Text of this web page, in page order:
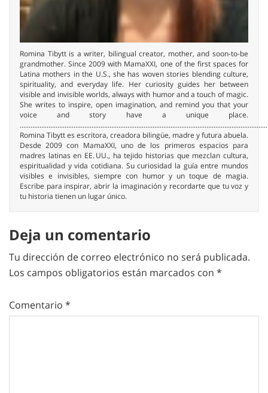
Romina Tibytt is a writer, bilingual creator, mother, and soon-to-be
grandmother. Since 2009 with MamaXXI, one of the first spaces for
Latina mothers in the U.S., she has woven stories blending culture,
spirituality, and everyday life. Her curiosity guides her between
visible and invisible worlds, always with humor and a touch of magic.
She writes to inspire, open imagination, and remind you that your
voice and story have a unique place.
Romina Tibytt es escritora, creadora bilingüe, madre y futura abuela.
Desde 2009 con MamaXXI, uno de los primeros espacios para
madres latinas en EE. UU., ha tejido historias que mezclan cultura,
espiritualidad y vida cotidiana. Su curiosidad la guía entre mundos
visibles e invisibles, siempre con humor y un toque de magia.
Escribe para inspirar, abrir la imaginación y recordarte que tu voz y
tu historia tienen un lugar único.
Deja un comentario
Tu dirección de correo electrónico no será publicada.
Los campos obligatorios están marcados con *
Comentario *